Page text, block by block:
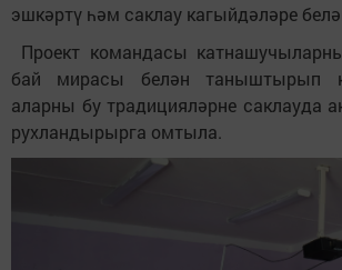
эшкәртү һәм саклау кагыйдәләре
Проект командасы
бай мирасы белән таныштырып
аларны бу традицияләрне саклауда
рухландырырга омтыла.